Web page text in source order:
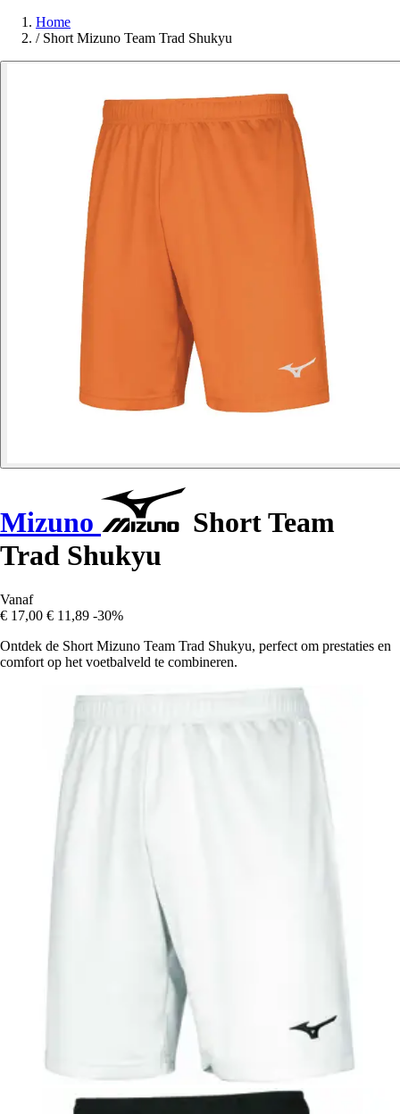
Home
/ Short Mizuno Team Trad Shukyu
Mizuno
Short Team
Trad Shukyu
Vanaf
€ 17,00 € 11,89 -30%
Ontdek de Short Mizuno Team Trad Shukyu, perfect om prestaties en
comfort op het voetbalveld te combineren.